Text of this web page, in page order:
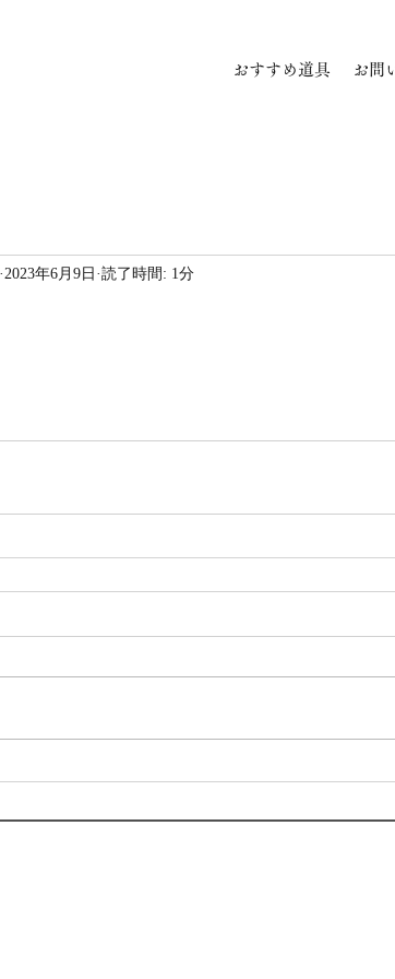
おすすめ道具 お問
2023年6月9日 読了時間: 1分